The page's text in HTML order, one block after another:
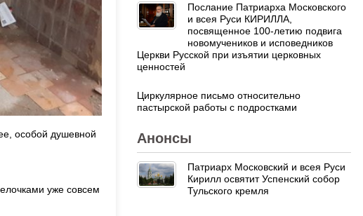
особой душевной
уже совсем
Послание Патриарха Московского
и всея Руси КИРИЛЛА,
посвященное 100-летию подвига
новомучеников и исповедников
Церкви Русской при изъятии церковных
ценностей
Циркулярное письмо относительно
пастырской работы с подростками
Анонсы
Патриарх Московский и всея Руси
Кирилл освятит Успенский собор
Тульского кремля